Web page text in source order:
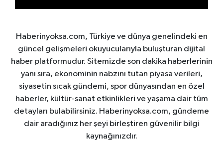
Haberinyoksa.com, Türkiye ve dünya genelindeki en
güncel gelişmeleri okuyucularıyla buluşturan dijital
haber platformudur. Sitemizde son dakika haberlerinin
yanı sıra, ekonominin nabzını tutan piyasa verileri,
siyasetin sıcak gündemi, spor dünyasından en özel
haberler, kültür-sanat etkinlikleri ve yaşama dair tüm
detayları bulabilirsiniz. Haberinyoksa.com, gündeme
dair aradığınız her şeyi birleştiren güvenilir bilgi
kaynağınızdır.